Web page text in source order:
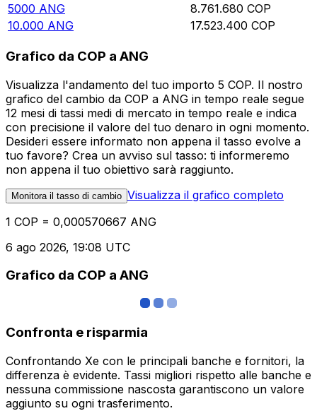
5000 ANG 8.761.680 COP
10.000 ANG 17.523.400 COP
Grafico da COP a ANG
Visualizza l'andamento del tuo importo 5 COP. Il nostro
grafico del cambio da COP a ANG in tempo reale segue
12 mesi di tassi medi di mercato in tempo reale e indica
con precisione il valore del tuo denaro in ogni momento.
Desideri essere informato non appena il tasso evolve a
tuo favore? Crea un avviso sul tasso: ti informeremo
non appena il tuo obiettivo sarà raggiunto.
Monitora il tasso di cambio Visualizza il grafico completo
1 COP = 0,000570667 ANG
6 ago 2026, 19:08 UTC
Grafico da COP a ANG
Confronta e risparmia
Confrontando Xe con le principali banche e fornitori, la
differenza è evidente. Tassi migliori rispetto alle banche e
nessuna commissione nascosta garantiscono un valore
aggiunto su ogni trasferimento.